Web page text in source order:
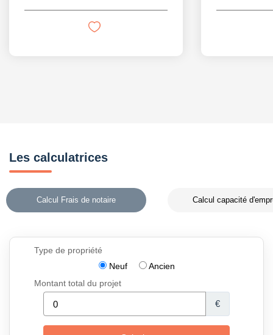
Les calculatrices
Calcul Frais de notaire Calcul capacité